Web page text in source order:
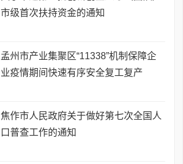
市级首次扶持资金的通知
孟州市产业集聚区“11338”机制保障企
业疫情期间快速有序安全复工复产
焦作市人民政府关于做好第七次全国人
口普查工作的通知